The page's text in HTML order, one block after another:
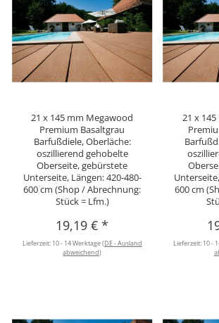
21 x 145 mm Megawood
Premium Basaltgrau
Barfußdiele, Oberläche:
oszillierend gehobelte
Oberseite, gebürstete
Unterseite, Längen: 420-480-
600 cm (Shop / Abrechnung:
Stück = Lfm.)
19,19 €*
Lieferzeit: 10 - 14 Werktage(DE - Ausland
abweichend)
21 x
600 cm
Lieferzeit: 10 -